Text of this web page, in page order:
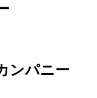
ンパニー